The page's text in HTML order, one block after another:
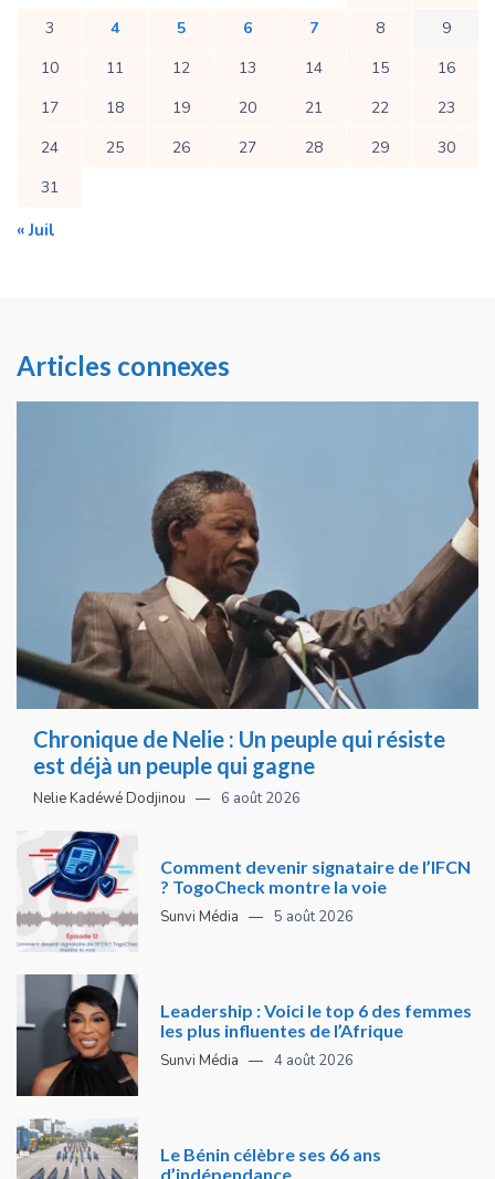
3
4 5 6 7 8
9
10
11 12 13 14 15
16
17
18 19 20 21 22
23
24
25 26 27 28 29
30
31
« Juil
Articles connexes
Chronique de Nelie : Un peuple qui résiste
est déjà un peuple qui gagne
Nelie Kadéwé Dodjinou 6 août 2026
Comment devenir signataire de l’IFCN
? TogoCheck montre la voie
Sunvi Média 5 août 2026
Leadership : Voici le top 6 des femmes
les plus influentes de l’Afrique
Sunvi Média 4 août 2026
Le Bénin célèbre ses 66 ans
d’indépendance